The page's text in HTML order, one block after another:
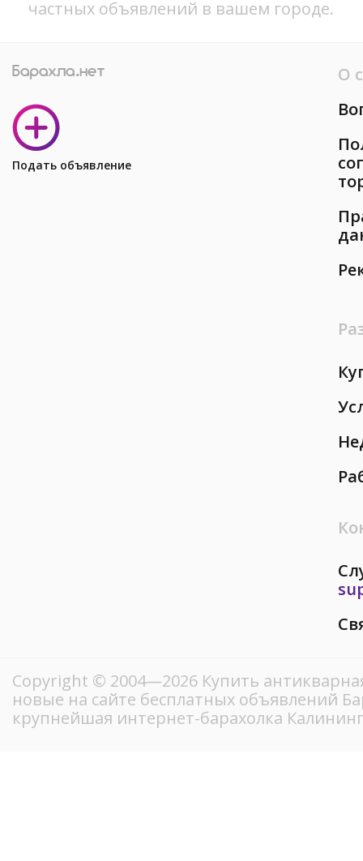
частных объявлений в вашем городе.
Подать объявление
О
Copyright © 2004—2026 Купить
новые на сайте бесплатных объявлений
крупнейшая интернет-барахолка